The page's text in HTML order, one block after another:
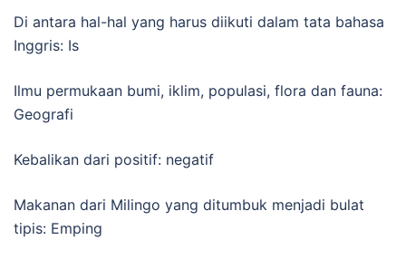
Di antara hal-hal yang harus diikuti dalam tata bahasa
Inggris: Is
Ilmu permukaan bumi, iklim, populasi, flora dan fauna:
Geografi
Kebalikan dari positif: negatif
Makanan dari Milingo yang ditumbuk menjadi bulat
tipis: Emping